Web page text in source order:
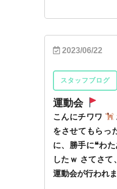
2023/06/22
スタッフブログ
運動会
こんにチワワ
をさせてもらっ
に、勝手に❝わ
したｗ さてさ
運動会が行われ